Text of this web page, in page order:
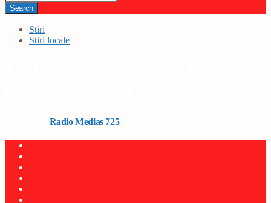
Stiri
Stiri locale
Radio Medias 725on 13 ianuarie 2026